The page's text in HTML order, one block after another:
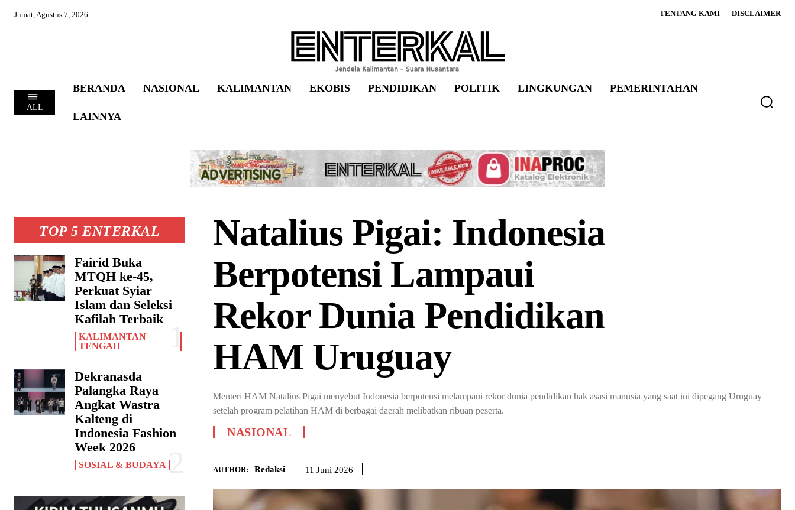
Jumat, Agustus 7, 2026 TENTANG KAMI DISCLAIMER
ALL
BERANDA NASIONAL KALIMANTAN EKOBIS PENDIDIKAN POLITIK LINGKUNGAN PEMERINTAHAN
LAINNYA
TOP 5 ENTERKAL
Fairid Buka
MTQH ke-45,
Perkuat Syiar
Islam dan Seleksi
Kafilah Terbaik
KALIMANTAN
TENGAH
Dekranasda
Palangka Raya
Angkat Wastra
Kalteng di
Indonesia Fashion
Week 2026
SOSIAL & BUDAYA
Natalius Pigai: Indonesia
Berpotensi Lampaui
Rekor Dunia Pendidikan
HAM Uruguay
Menteri HAM Natalius Pigai menyebut Indonesia berpotensi melampaui rekor dunia pendidikan hak asasi manusia yang saat ini dipegang Uruguay
setelah program pelatihan HAM di berbagai daerah melibatkan ribuan peserta.
NASIONAL
AUTHOR: Redaksi 11 Juni 2026